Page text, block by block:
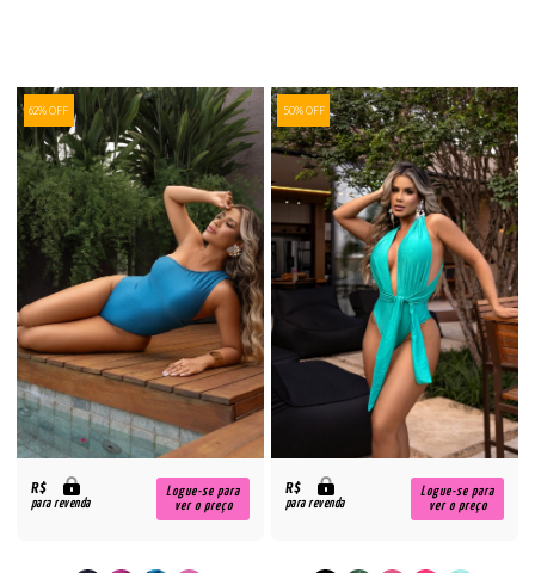
62% OFF
R$
para revenda
Logue-se para
ver o preço
50% OFF
R$
para revenda
Logue-se para
ver o preço